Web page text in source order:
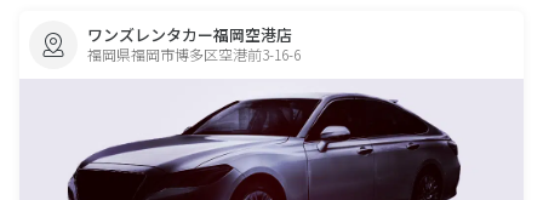
ワンズレンタカー福岡空港店
福岡県福岡市博多区空港前3-16-6